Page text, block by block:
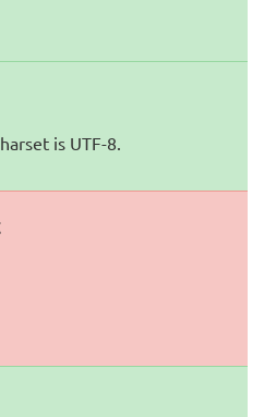
is UTF-8.